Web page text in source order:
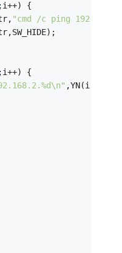
;i++) {
"cmd /c ping
;i++) {
,YN(i),i);